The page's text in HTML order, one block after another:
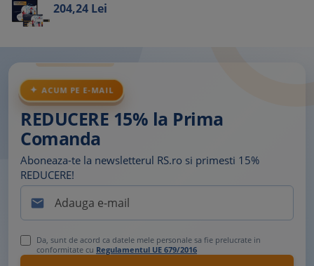
204,24 Lei
ACUM PE E-MAIL
REDUCERE 15% la Prima
Comanda
Aboneaza-te la newsletterul RS.ro si primesti 15%
REDUCERE!

Da, sunt de acord ca datele mele personale sa fie prelucrate in
conformitate cu Regulamentul UE 679/2016